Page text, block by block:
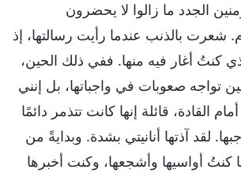
الجدد ما زالوا لا يحضرون
شعرت بالذنب عندما رأيت رسالتها، إذ
كنتُ أغار فيه منها. ففي ذلك الحين،
تواجه صعوبات في واجباتها، بل إنني
القادة، قائلة إنها كانت تتذمر دائمًا
لقد آذتها أنانيتي بشدة. وبدايةً من
كنتُ أواسيها وأشجعها، وكنت أخبرها